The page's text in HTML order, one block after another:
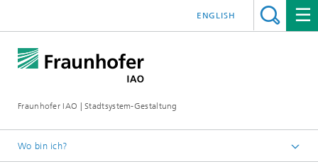
Fraunhofer IAO | Stadtsystem-Gestaltung
ENGLISH
Wo bin ich?